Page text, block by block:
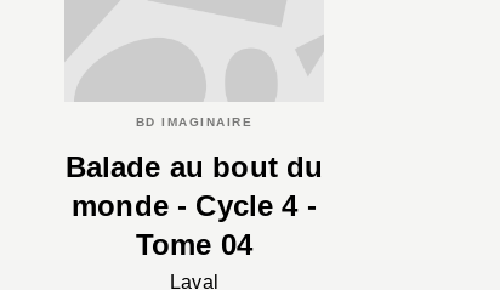
BD IMAGINAIRE
Balade au bout du
monde - Cycle 4 -
Tome 04
Laval